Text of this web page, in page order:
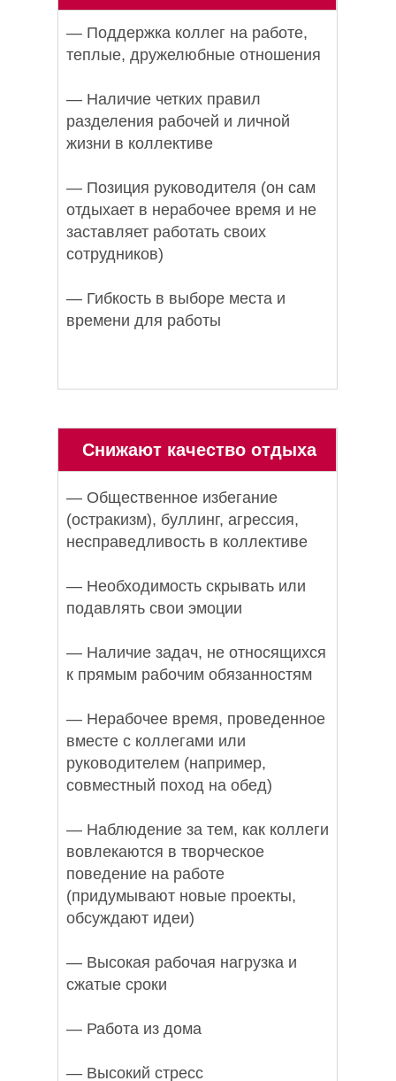
Снижают качество отдыха
— Общественное избегание
(остракизм), буллинг, агрессия,
несправедливость в коллективе
— Необходимость скрывать или
подавлять свои эмоции
— Наличие задач, не относящихся
к прямым рабочим обязанностям
— Нерабочее время, проведенное
вместе с коллегами или
руководителем (например,
совместный поход на обед)
— Наблюдение за тем, как коллеги
вовлекаются в творческое
поведение на работе
(придумывают новые проекты,
обсуждают идеи)
— Высокая рабочая нагрузка и
сжатые сроки
— Работа из дома
— Высокий стресс
— Поддержка коллег на работе,
теплые, дружелюбные отношения
— Наличие четких правил
разделения рабочей и личной
жизни в коллективе
— Позиция руководителя (он сам
отдыхает в нерабочее время и не
заставляет работать своих
сотрудников)
— Гибкость в выборе места и
времени для работы